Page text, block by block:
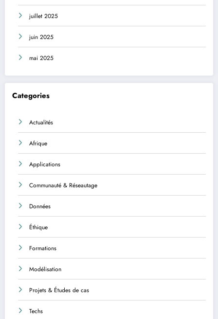
juillet 2025
juin 2025
mai 2025
Categories
Actualités
Afrique
Applications
Communauté & Réseautage
Données
Éthique
Formations
Modélisation
Projets & Études de cas
Techs